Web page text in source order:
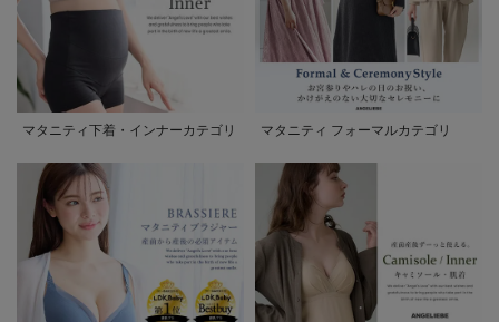
マタニティ下着・インナーカテゴリ マタニティ フォーマルカテゴリ